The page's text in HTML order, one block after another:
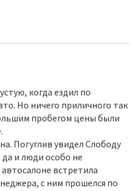
когда ездил по
Но ничего приличного так
пробегом цены были
Погуглив увидел Слободу
и люди особо не
встретила
с ним прошелся по